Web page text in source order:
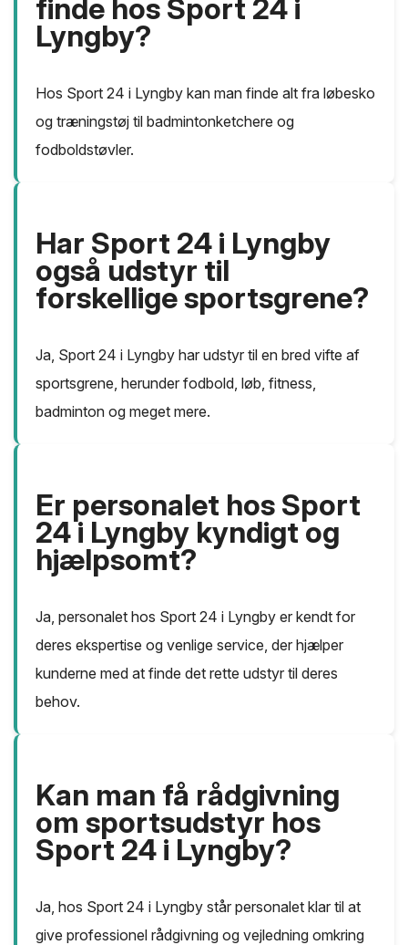
finde hos Sport 24 i
Lyngby?
Hos Sport 24 i Lyngby kan man finde alt fra løbesko
og træningstøj til badmintonketchere og
fodboldstøvler.
Har Sport 24 i Lyngby
også udstyr til
forskellige sportsgrene?
Ja, Sport 24 i Lyngby har udstyr til en bred vifte af
sportsgrene, herunder fodbold, løb, fitness,
badminton og meget mere.
Er personalet hos Sport
24 i Lyngby kyndigt og
hjælpsomt?
Ja, personalet hos Sport 24 i Lyngby er kendt for
deres ekspertise og venlige service, der hjælper
kunderne med at finde det rette udstyr til deres
behov.
Kan man få rådgivning
om sportsudstyr hos
Sport 24 i Lyngby?
Ja, hos Sport 24 i Lyngby står personalet klar til at
give professionel rådgivning og vejledning omkring